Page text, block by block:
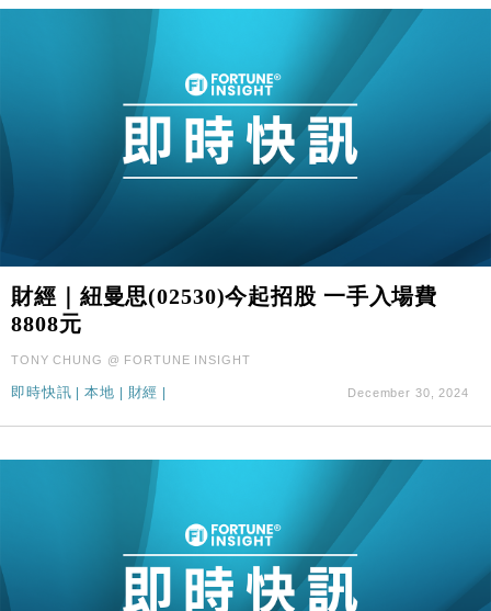
財經｜日經失守6.5萬點後回穩 全周仍升近2%
財經｜恒隆10月換帥 玩具「反」斗城亞洲CEO蔡德
財經｜韓股反覆波動收跌 連挫7周創逾3年最長跌勢
財經｜內地7月美元計價出口增近24%勝預期 貿易順
財經｜日本春季三度入市撐日圓 4月單日斥6.28萬億
11:12
國際｜特朗普料美伊戰事快結束 承認部分彈藥庫存緊
張
司
財經｜紐曼思(02530)今起招股 一手入場費
8808元
TONY CHUNG @ FORTUNE INSIGHT
即時快訊 |本地 | 財經 | December 30, 2024